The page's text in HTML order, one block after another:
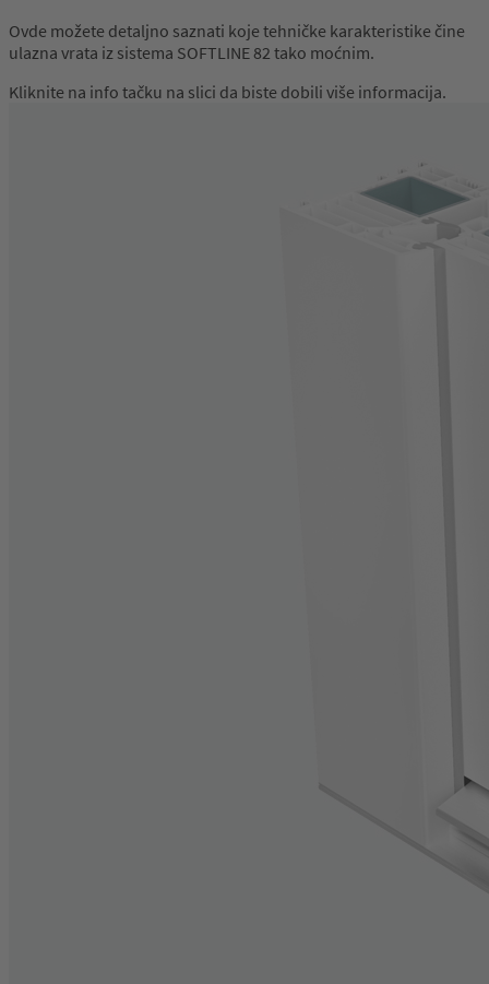
Ovde možete detaljno saznati koje tehničke karakteristike čine
ulazna vrata iz sistema SOFTLINE 82 tako moćnim.
Kliknite na info tačku na slici da biste dobili više informacija.